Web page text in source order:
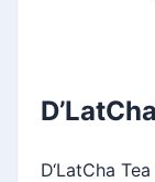
D‘LatCha